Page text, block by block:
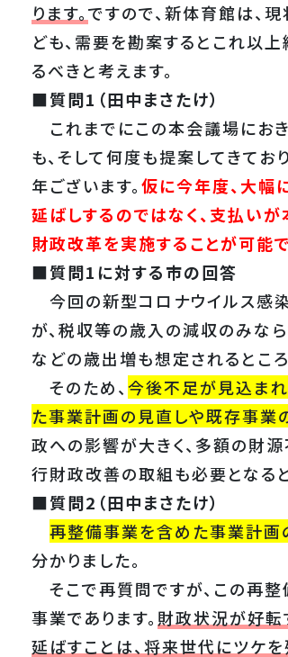
ります。ですので、新体育館は、
ども、需要を勘案するとこれ以
るべきと考えます。
■質問1（田中まさたけ）
これまでにこの本会議場にお
も、そして何度も提案してきて
年ございます。仮に今年度、大幅
延ばしするのではなく、支払い
財政改革を実施することが可能
■質問1に対する市の回答
今回の新型コロナウイルス感
が、税収等の歳入の減収のみな
などの歳出増も想定されるところ
そのため、今後不足が見込ま
た事業計画の見直しや既存事業
政への影響が大きく、多額の財
行財政改善の取組も必要となると
■質問2（田中まさたけ）
再整備事業を含めた事業計画
分かりました。
そこで再質問ですが、この再
事業であります。 財政状況が好転
延ばすことは、将来世代にツケ